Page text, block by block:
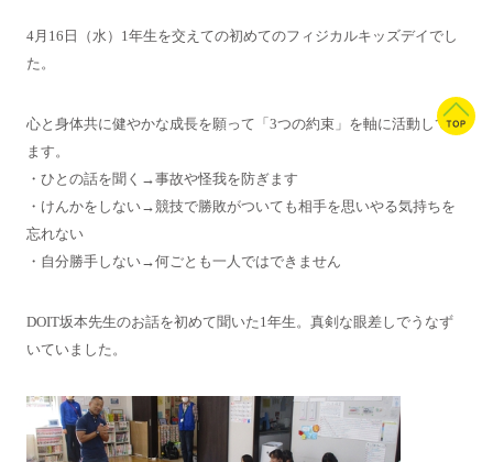
4月16日（水）1年生を交えての初めてのフィジカルキッズデイでし
た。
心と身体共に健やかな成長を願って「3つの約束」を軸に活動してい
ます。
・ひとの話を聞く→事故や怪我を防ぎます
・けんかをしない→競技で勝敗がついても相手を思いやる気持ちを
忘れない
・自分勝手しない→何ごとも一人ではできません
DOIT坂本先生のお話を初めて聞いた1年生。真剣な眼差しでうなず
いていました。